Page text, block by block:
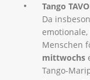
Tango
Da
Menschen
mittwochs
Tango-